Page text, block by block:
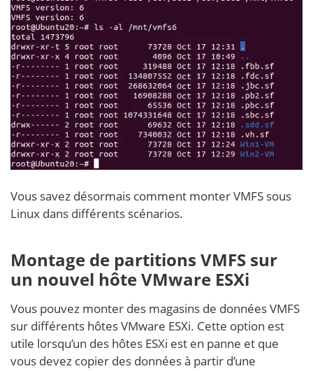
Vous savez désormais comment monter VMFS sous
Linux dans différents scénarios.
Montage de partitions VMFS sur
un nouvel hôte VMware ESXi
Vous pouvez monter des magasins de données VMFS
sur différents hôtes VMware ESXi. Cette option est
utile lorsqu’un des hôtes ESXi est en panne et que
vous devez copier des données à partir d’une